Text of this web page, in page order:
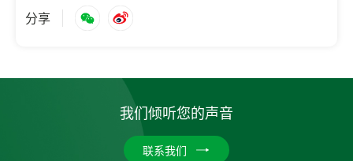
分享
我们倾听您的声音
联系我们